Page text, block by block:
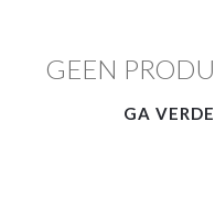
GEEN
GA